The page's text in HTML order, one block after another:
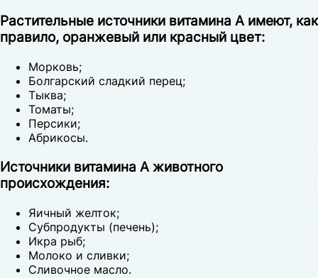
Растительные источники витамина А имеют, как
правило, оранжевый или красный цвет:
Морковь;
Болгарский сладкий перец;
Тыква;
Томаты;
Персики;
Абрикосы.
Источники витамина А животного
происхождения:
Яичный желток;
Субпродукты (печень);
Икра рыб;
Молоко и сливки;
Сливочное масло.